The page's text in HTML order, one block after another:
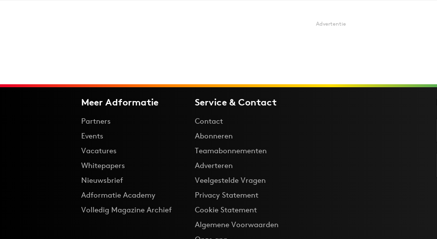
Advertentie
Meer Adformatie
Partners
Events
Vacatures
Whitepapers
Nieuwsbrief
Adformatie Academy
Volledig Magazine Archief
Service & Contact
Contact
Abonneren
Teamabonnementen
Adverteren
Veelgestelde Vragen
Privacy Statement
Cookie Statement
Algemene Voorwaarden